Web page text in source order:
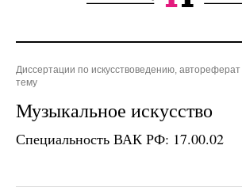
Диссертации по искусствоведению,
тему
Музыкальное искусство
Специальность ВАК РФ: 17.00.02